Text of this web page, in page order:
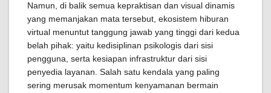
Namun, di balik semua kepraktisan dan visual dinamis
yang memanjakan mata tersebut, ekosistem hiburan
virtual menuntut tanggung jawab yang tinggi dari kedua
belah pihak: yaitu kedisiplinan psikologis dari sisi
pengguna, serta kesiapan infrastruktur dari sisi
penyedia layanan. Salah satu kendala yang paling
sering merusak momentum kenyamanan bermain